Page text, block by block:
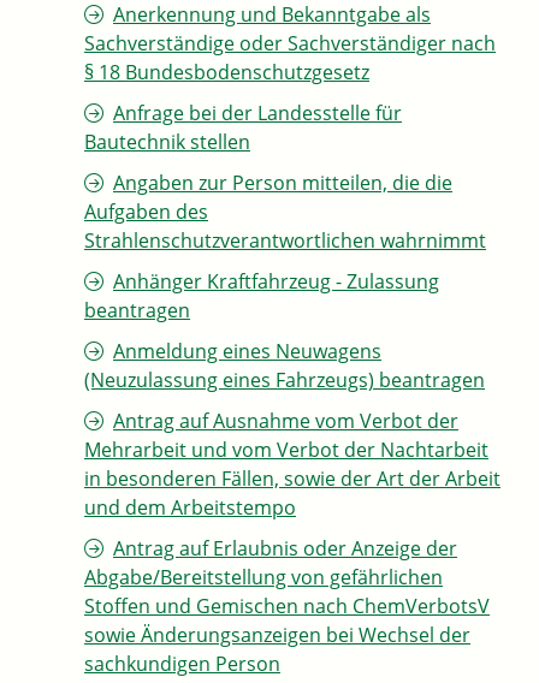
Anerkennung und Bekanntgabe als
Sachverständige oder Sachverständiger nach
§ 18 Bundesbodenschutzgesetz
Anfrage bei der Landesstelle für
Bautechnik stellen
Angaben zur Person mitteilen, die die
Aufgaben des
Strahlenschutzverantwortlichen wahrnimmt
Anhänger Kraftfahrzeug - Zulassung
beantragen
Anmeldung eines Neuwagens
(Neuzulassung eines Fahrzeugs) beantragen
Antrag auf Ausnahme vom Verbot der
Mehrarbeit und vom Verbot der Nachtarbeit
in besonderen Fällen, sowie der Art der Arbeit
und dem Arbeitstempo
Antrag auf Erlaubnis oder Anzeige der
Abgabe/Bereitstellung von gefährlichen
Stoffen und Gemischen nach ChemVerbotsV
sowie Änderungsanzeigen bei Wechsel der
sachkundigen Person